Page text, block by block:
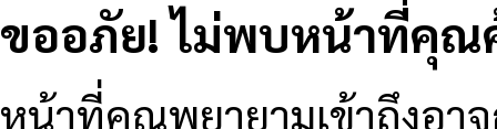
ขออภัย! ไม่พบหน้าที่คุณ
หน้าที่คุณพยายามเข้าถึงอา